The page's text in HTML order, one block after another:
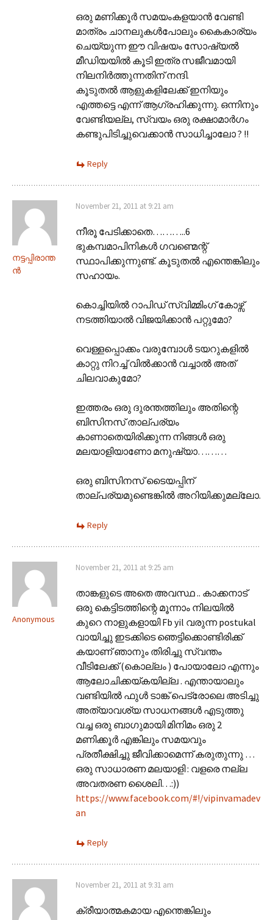
ഒരു മണിക്കൂര്‍ സമയംകളയാന്‍ വേണ്ടി
മാത്രം ചാനലുകള്‍പോലും കൈകാര്യം
ചെയ്യുന്ന ഈ വിഷയം സോഷ്യല്‍
മീഡിയയില്‍ കൂടി ഇത്ര സജീവമായി
നിലനിര്‍ത്തുന്നതിന് നന്ദി.
കൂടുതല്‍ ആളുകളിലേക്ക് ഇനിയും
എത്തട്ടെ എന്ന് ആഗ്രഹിക്കുന്നു. ഒന്നിനും
വേണ്ടിയല്ല, സ്വയം ഒരു രക്ഷാമാര്‍ഗം
കണ്ടുപിടിച്ചുവെക്കാന്‍ സാധിച്ചാലോ ? !!
Reply
നട്ടപ്പിരാന്ത
ന്‍
November 21, 2011 at 9:21 am
നീരൂ പേടിക്കാതെ………..6
ഭുകമ്പമാപിനികള്‍ ഗവണ്മെന്റ്
സ്ഥാപിക്കുന്നുണ്ട്. കൂടുതല്‍ എന്തെങ്കിലും
സഹായം.
കൊച്ചിയില്‍ റാപിഡ് സ്വിമ്മിംഗ് കോഴ്സ്
നടത്തിയാല്‍ വിജയിക്കാന്‍ പറ്റുമോ?
വെള്ളപ്പൊക്കം വരുമ്പോള്‍ ടയറുകളില്‍
കാറ്റു നിറച്ച് വില്‍ക്കാന്‍ വച്ചാല്‍ അത്
ചിലവാകുമോ?
ഇത്തരം ഒരു ദുരന്തത്തിലും അതിന്റെ
ബിസിനസ് താല്പര്യം
കാണാതെയിരിക്കുന്ന നിങ്ങള്‍ ഒരു
മലയാളിയാണോ മനുഷ്യാ………
ഒരു ബിസിനസ് ടൈയപ്പിന്
താല്പര്യമുണ്ടെങ്കില്‍ അറിയിക്കുമല്ലോ.
Reply
Anonymous
November 21, 2011 at 9:25 am
താങ്കളുടെ അതെ അവസ്ഥ .. കാക്കനാട്
ഒരു കെട്ടിടത്തിന്റെ മൂന്നാം നിലയില്‍
കുറെ നാളുകളായി Fb yil വരുന്ന postukal
വായിച്ചു ഇടക്കിടെ ഞെട്ടിക്കൊണ്ടിരിക്ക്
കയാണ് ഞാനും തിരിച്ചു സ്വന്തം
വീടിലേക്ക്‌ (കൊല്ലം ) പോയാലോ എന്നും
ആലോചിക്കയ്കയില്ല . എന്തായാലും
വണ്ടിയില്‍ ഫുള്‍ ടാങ്ക് പെട്രോലെ അടിച്ചു
അത്യാവശ്യ സാധനങ്ങള്‍ എടുത്തു
വച്ച ഒരു ബാഗുമായി മിനിമം ഒരു 2
മണിക്കൂര്‍ എങ്കിലും സമയവും
പ്രതീക്ഷിച്ചു ജീവിക്കാമെന്ന് കരുതുന്നു …
ഒരു സാധാരണ മലയാളി : വളരെ നല്ല
അവതരണ ശൈലി…:))
https://www.facebook.com/#!/vipinvamadev
an
Reply
November 21, 2011 at 9:31 am
ക്രീയാത്മകമായ എന്തെങ്കിലും